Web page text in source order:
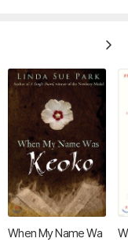
When My Name Wa